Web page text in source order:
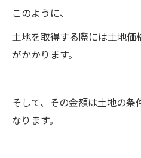
このように、
土地を取得する際には土地価
がかかります。
そして、その金額は土地の条
なります。